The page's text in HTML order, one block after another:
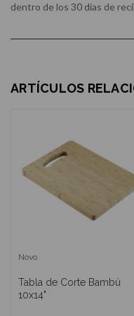
dentro de los 30 días de
ARTÍCULOS
Novo
Tabla de Corte Bambú
10x14"